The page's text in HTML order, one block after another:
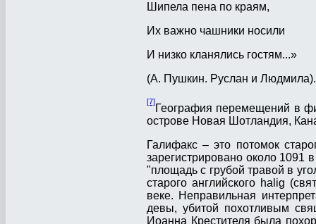
Шипела пена по краям,
Их важно чашники носили
И низко кланялись гостям...»
(А. Пушкин. Руслан и Людмила).
[7]
География перемещений в
острове Новая Шотландия,
Галифакс – это потомок
зарегистрировано около 1091
"площадь с грубой травой в
старого английского halig
веке. Неправильная
девы, убитой похотливым
Иоанна Крестителя была